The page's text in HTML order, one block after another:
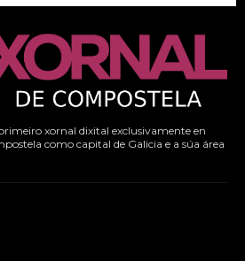
xornal dixital exclusivamente en
como capital de Galicia e a súa área